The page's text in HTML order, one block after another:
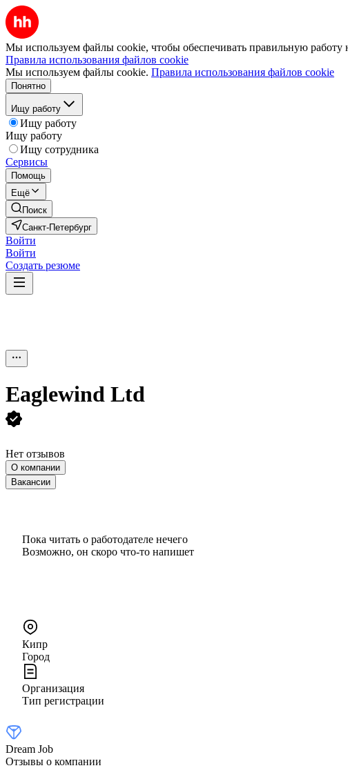
Мы используем файлы cookie, чтобы обеспечивать правильную работу
Правила использования файлов cookie
Мы используем файлы cookie. Правила использования файлов cookie
Понятно
Ищу работу
Ищу работу
Ищу работу
Ищу сотрудника
Сервисы
Помощь
Ещё
Поиск
Санкт-Петербург
Войти
Войти
Создать резюме
Eaglewind Ltd
Нет отзывов
О компании
Вакансии
Пока читать о работодателе нечего
Возможно, он скоро что‑то напишет
Кипр
Город
Организация
Тип регистрации
Dream Job
Отзывы о компании